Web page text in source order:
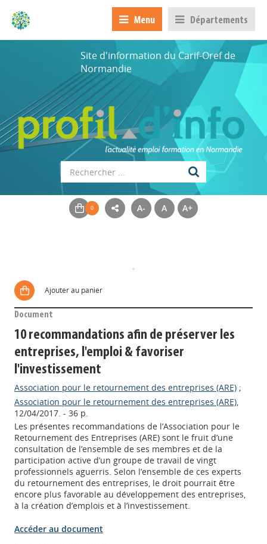
Menu Départements
Site d'information du Carif-Oref de
Normandie
A- A A+
Ajouter au panier
Document
10 recommandations afin de préserver les
entreprises, l'emploi & favoriser
l'investissement
Association pour le retournement des entreprises (ARE) ;
Association pour le retournement des entreprises (ARE),
12/04/2017. - 36 p.
Les présentes recommandations de l’Association pour le
Retournement des Entreprises (ARE) sont le fruit d’une
consultation de l’ensemble de ses membres et de la
participation active d’un groupe de travail de vingt
professionnels aguerris. Selon l’ensemble de ces experts
du retournement des entreprises, le droit pourrait être
encore plus favorable au développement des entreprises,
à la création d’emplois et à l’investissement.
Accéder au document